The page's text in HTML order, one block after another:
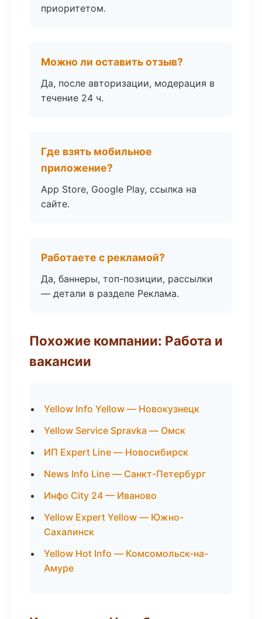
приоритетом.
Можно ли оставить отзыв?
Да, после авторизации, модерация в
течение 24 ч.
Где взять мобильное
приложение?
App Store, Google Play, ссылка на
сайте.
Работаете с рекламой?
Да, баннеры, топ-позиции, рассылки
— детали в разделе Реклама.
Похожие компании: Работа и
вакансии
Yellow Info Yellow — Новокузнецк
Yellow Service Spravka — Омск
ИП Expert Line — Новосибирск
News Info Line — Санкт-Петербург
Инфо City 24 — Иваново
Yellow Expert Yellow — Южно-
Сахалинск
Yellow Hot Info — Комсомольск-на-
Амуре